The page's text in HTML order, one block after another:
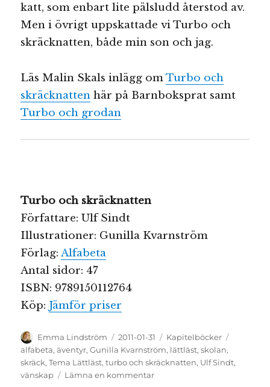
katt, som enbart lite pälsludd återstod av.
Men i övrigt uppskattade vi Turbo och
skräcknatten, både min son och jag.
Läs Malin Skals inlägg omTurbo och
skräcknatten här på Barnboksprat samt
Turbo och grodan
Turbo och skräcknatten
Författare: Ulf Sindt
Illustrationer: Gunilla Kvarnström
Förlag:Alfabeta
Antal sidor: 47
ISBN: 9789150112764
Köp: Jämför priser
Författare
Emma Lindström
Publicerat
den
2011-01-31 Kategorier
Kapitelböcker
alfabeta,äventyr,Gunilla Kvarnström, lättläst,skolan,
skräck,Tema Lättläst,turbo och skräcknatten, Ulf Sindt,
vänskap
Lämna en kommentartill